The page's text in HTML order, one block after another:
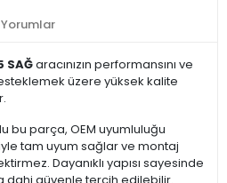
Yorumlar
SAĞaracınızın performansını ve
üzere yüksek kalite
bu parça, OEM uyumluluğu
tam uyum sağlar ve montaj
Dayanıklı yapısı sayesinde